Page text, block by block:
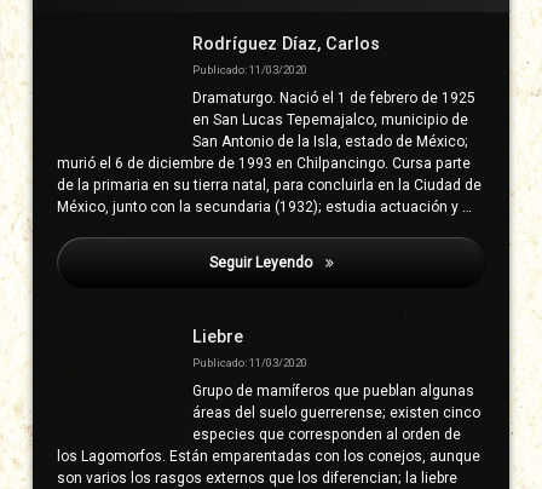
Rodríguez Díaz, Carlos
Publicado: 11/03/2020
Dramaturgo. Nació el 1 de febrero de 1925
en San Lucas Tepemajalco, municipio de
San Antonio de la Isla, estado de México;
murió el 6 de diciembre de 1993 en Chilpancingo. Cursa parte
de la primaria en su tierra natal, para concluirla en la Ciudad de
México, junto con la secundaria (1932); estudia actuación y …
Seguir Leyendo Herrera Y Ricardos, José
Liebre
Publicado: 11/03/2020
Grupo de mamíferos que pueblan algunas
áreas del suelo guerrerense; existen cinco
especies que corresponden al orden de
los Lagomorfos. Están emparentadas con los conejos, aunque
son varios los rasgos externos que los diferencian; la liebre